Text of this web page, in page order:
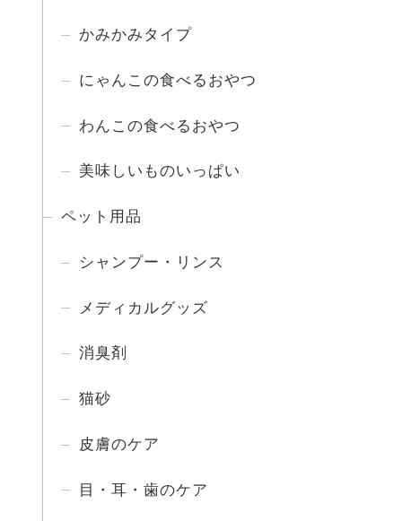
かみかみタイプ
にゃんこの食べるおやつ
わんこの食べるおやつ
美味しいものいっぱい
ペット用品
シャンプー・リンス
メディカルグッズ
消臭剤
猫砂
皮膚のケア
目・耳・歯のケア